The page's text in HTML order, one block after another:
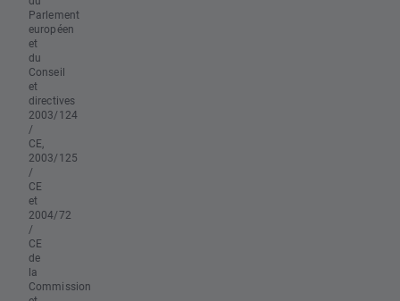
Parlement
européen
et
du
Conseil
et
directives
2003/124
/
CE,
2003/125
/
CE
et
2004/72
/
CE
de
la
Commission